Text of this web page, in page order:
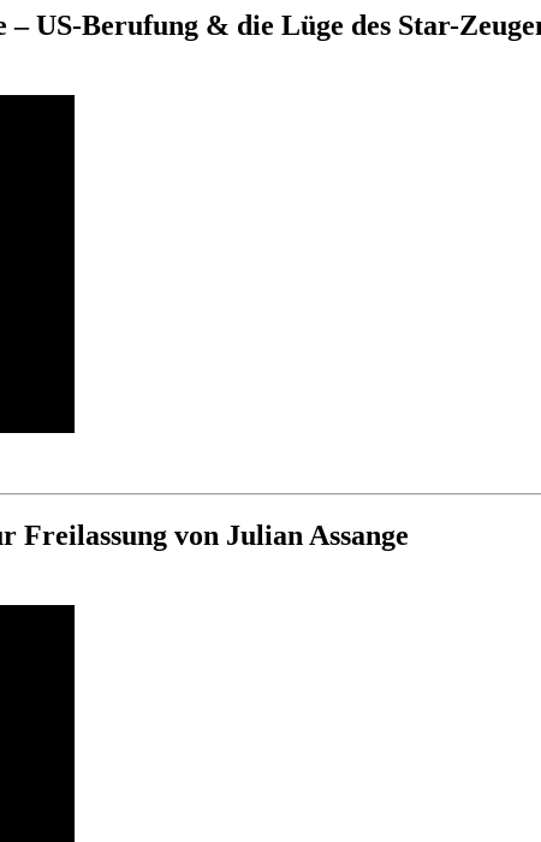
US-Berufung & die Lüge des Star-
von Julian Assange